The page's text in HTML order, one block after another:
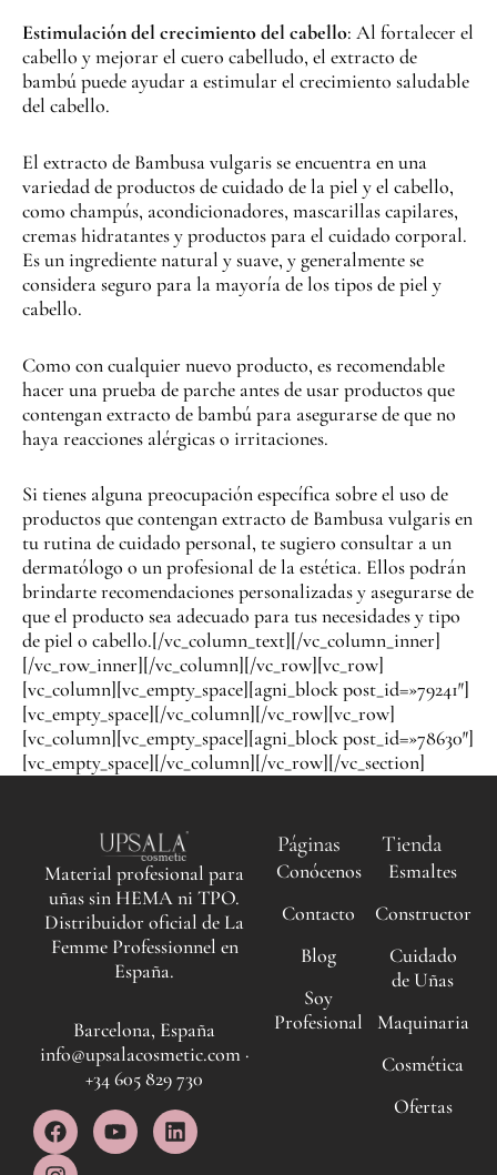
Estimulación del crecimiento del cabello: Al fortalecer el
cabello y mejorar el cuero cabelludo, el extracto de
bambú puede ayudar a estimular el crecimiento saludable
del cabello.
El extracto de Bambusa vulgaris se encuentra en una
variedad de productos de cuidado de la piel y el cabello,
como champús, acondicionadores, mascarillas capilares,
cremas hidratantes y productos para el cuidado corporal.
Es un ingrediente natural y suave, y generalmente se
considera seguro para la mayoría de los tipos de piel y
cabello.
Como con cualquier nuevo producto, es recomendable
hacer una prueba de parche antes de usar productos que
contengan extracto de bambú para asegurarse de que no
haya reacciones alérgicas o irritaciones.
Si tienes alguna preocupación específica sobre el uso de
productos que contengan extracto de Bambusa vulgaris en
tu rutina de cuidado personal, te sugiero consultar a un
dermatólogo o un profesional de la estética. Ellos podrán
brindarte recomendaciones personalizadas y asegurarse de
que el producto sea adecuado para tus necesidades y tipo
de piel o cabello.[/vc_column_text][/vc_column_inner]
[/vc_row_inner][/vc_column][/vc_row][vc_row]
[vc_column][vc_empty_space][agni_block post_id=»79241″]
[vc_empty_space][/vc_column][/vc_row][vc_row]
[vc_column][vc_empty_space][agni_block post_id=»78630″]
[vc_empty_space][/vc_column][/vc_row][/vc_section]
Material profesional para
uñas sin HEMA ni TPO.
Distribuidor oficial de La
Femme Professionnel en
España.
Barcelona, España
info@upsalacosmetic.com ·
+34 605 829 730
F
a
c
Y
o
L
i
I
n
s
Páginas
Conócenos
Contacto
Blog
Soy
Profesional
Tienda
Esmaltes
Constructor
Cuidado
de Uñas
Maquinaria
Cosmética
Ofertas